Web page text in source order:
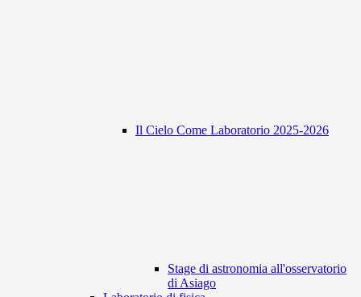
Il Cielo Come Laboratorio 2025-2026
Stage di astronomia all'osservatorio
di Asiago